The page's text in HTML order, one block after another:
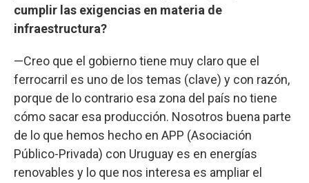
cumplir las exigencias en materia de
infraestructura?
—Creo que el gobierno tiene muy claro que el
ferrocarril es uno de los temas (clave) y con razón,
porque de lo contrario esa zona del país no tiene
cómo sacar esa producción. Nosotros buena parte
de lo que hemos hecho en APP (Asociación
Público-Privada) con Uruguay es en energías
renovables y lo que nos interesa es ampliar el